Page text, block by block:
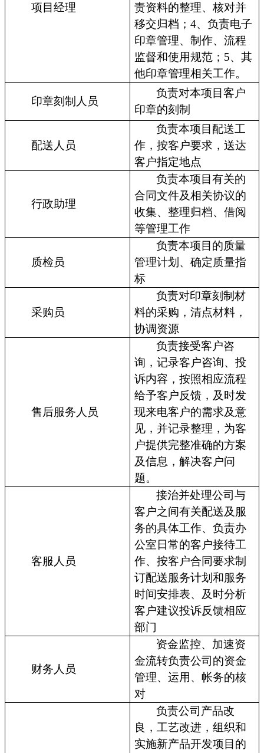
项目经理
责资料的整理、核对并
移交归档；4、负责电子
印章管理、制作、流程
监督和使用规范；5、其
他印章管理相关工作。
印章刻制人员
负责对本项目客户
印章的刻制
配送人员
负责本项目配送工
作，按客户要求，送达
客户指定地点
行政助理
负责本项目有关的
合同文件及相关协议的
收集、整理归档、借阅
等管理工作
质检员
负责本项目的质量
管理计划、确定质量指
标
采购员
负责对印章刻制材
料的采购，清点材料，
协调资源
售后服务人员
负责接受客户咨
询，记录客户咨询、投
诉内容，按照相应流程
给予客户反馈，及时发
现来电客户的需求及意
见，并记录整理，为客
户提供完整准确的方案
及信息，解决客户问
题。
客服人员
接治并处理公司与
客户之间有关配送及服
务的具体工作、负责办
公室日常的客户接待工
作、按客户合同要求制
订配送服务计划和服务
时间安排表、及时分析
客户建议投诉反馈相应
部门
财务人员
资金监控、加速资
金流转负责公司的资金
管理、运用、帐务的核
对
负责公司产品改
良，工艺改进，组织和
实施新产品开发项目的